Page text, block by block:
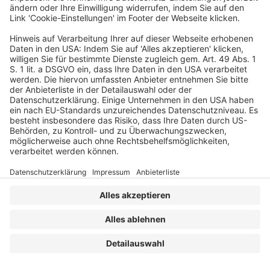
KONTAKT
IMPRESSUM
MEDIADATEN
DATENSCHUTZ
AGB
Erstellt mitWordPressundMerlin